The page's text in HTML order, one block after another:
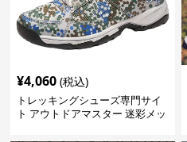
¥4,060 (税込)
トレッキングシューズ専門サイ
ト アウトドアマスター 迷彩メッ